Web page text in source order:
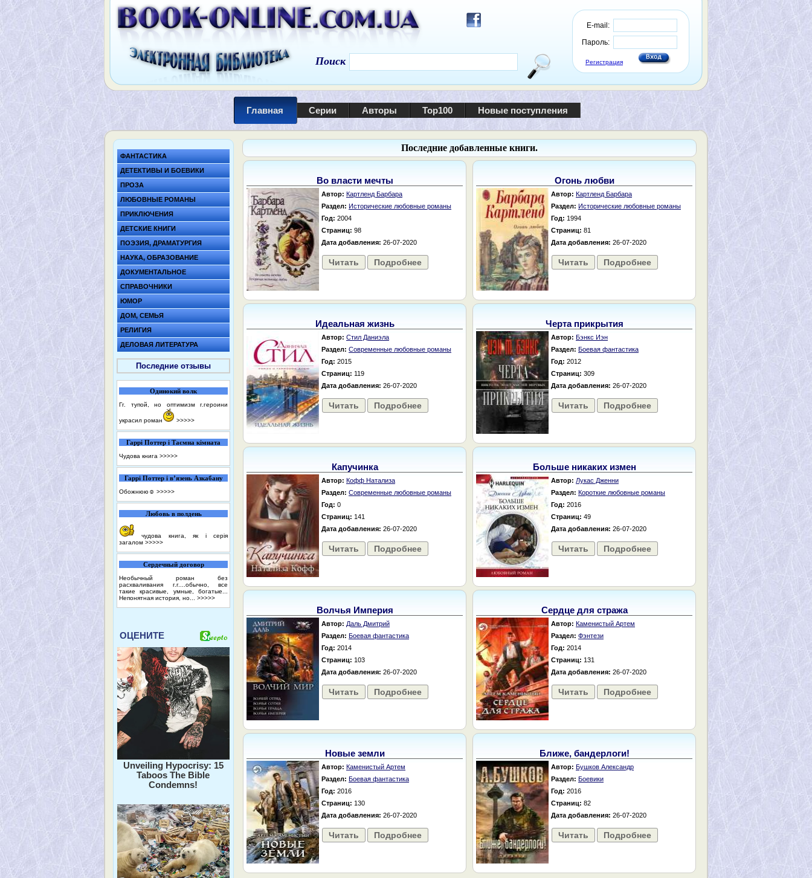
E-mail:
Пароль:
Регистрация
Поиск
Главная Серии Авторы Top100 Новые поступления
ФАНТАСТИКА
ДЕТЕКТИВЫ И БОЕВИКИ
ПРОЗА
ЛЮБОВНЫЕ РОМАНЫ
ПРИКЛЮЧЕНИЯ
ДЕТСКИЕ КНИГИ
ПОЭЗИЯ, ДРАМАТУРГИЯ
НАУКА, ОБРАЗОВАНИЕ
ДОКУМЕНТАЛЬНОЕ
СПРАВОЧНИКИ
ЮМОР
ДОМ, СЕМЬЯ
РЕЛИГИЯ
ДЕЛОВАЯ ЛИТЕРАТУРА
Последние отзывы
Одинокий волк
Гг. тупой, но оптимизм г.героини
украсил роман >>>>>
Гаррі Поттер і Таємна кімната
Чудова книга >>>>>
Гаррі Поттер і в’язень Азкабану
Обожнюю☺️ >>>>>
Любовь в полдень
чудова книга, як і серія
загалом >>>>>
Сердечный договор
Необычный роман без
расхваливания г.г....обычно, все
такие красивые, умные, богатые...
Непонятная история, но... >>>>>
ОЦЕНИТЕ
Unveiling Hypocrisy: 15
Taboos The Bible
Condemns!
Последние добавленные книги.
Во власти мечты
Автор: Картленд Барбара
Раздел: Исторические любовные романы
Год: 2004
Страниц: 98
Дата добавления: 26-07-2020
Читать Подробнее
Огонь любви
Автор: Картленд Барбара
Раздел: Исторические любовные романы
Год: 1994
Страниц: 81
Дата добавления: 26-07-2020
Читать Подробнее
Идеальная жизнь
Автор: Стил Даниэла
Раздел: Современные любовные романы
Год: 2015
Страниц: 119
Дата добавления: 26-07-2020
Читать Подробнее
Черта прикрытия
Автор: Бэнкс Иэн
Раздел: Боевая фантастика
Год: 2012
Страниц: 309
Дата добавления: 26-07-2020
Читать Подробнее
Капучинка
Автор: Кофф Натализа
Раздел: Современные любовные романы
Год: 0
Страниц: 141
Дата добавления: 26-07-2020
Читать Подробнее
Больше никаких измен
Автор: Лукас Дженни
Раздел: Короткие любовные романы
Год: 2016
Страниц: 49
Дата добавления: 26-07-2020
Читать Подробнее
Волчья Империя
Автор: Даль Дмитрий
Раздел: Боевая фантастика
Год: 2014
Страниц: 103
Дата добавления: 26-07-2020
Читать Подробнее
Сердце для стража
Автор: Каменистый Артем
Раздел: Фэнтези
Год: 2014
Страниц: 131
Дата добавления: 26-07-2020
Читать Подробнее
Новые земли
Автор: Каменистый Артем
Раздел: Боевая фантастика
Год: 2016
Страниц: 130
Дата добавления: 26-07-2020
Читать Подробнее
Ближе, бандерлоги!
Автор: Бушков Александр
Раздел: Боевики
Год: 2016
Страниц: 82
Дата добавления: 26-07-2020
Читать Подробнее